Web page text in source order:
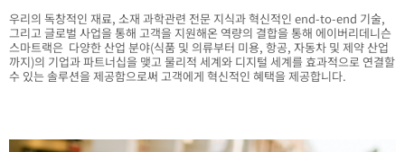
우리의 독창적인 재료, 소재 과학관련 전문 지식과 혁신적인 end-to-end 기술,
그리고 글로벌 사업을 통해 고객을 지원해온 역량의 결합을 통해 에이버리데니슨
스마트랙은 다양한 산업 분야(식품 및 의류부터 미용, 항공, 자동차 및 제약 산업
까지)의 기업과 파트너십을 맺고 물리적 세계와 디지털 세계를 효과적으로 연결할
수 있는 솔루션을 제공함으로써 고객에게 혁신적인 혜택을 제공합니다.